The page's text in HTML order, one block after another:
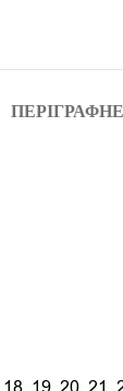
ΠΕΡΙΓΡΑΦΉ